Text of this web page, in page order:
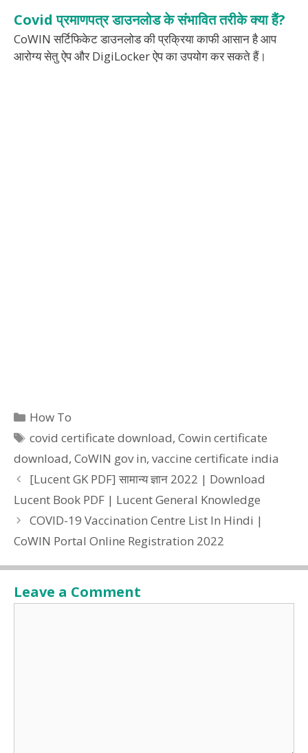
Covid प्रमाणपत्र डाउनलोड के संभावित तरीके क्या हैं?
CoWIN सर्टिफिकेट डाउनलोड की प्रक्रिया काफी आसान है आप
आरोग्य सेतु ऐप और DigiLocker ऐप का उपयोग कर सकते हैं।
Categories
How To
Tags
covid certificate download,Cowin certificate
download, CoWIN gov in, vaccine certificate india
[Lucent GK PDF] सामान्य ज्ञान 2022 | Download
Lucent Book PDF | Lucent General Knowledge
COVID-19 Vaccination Centre List In Hindi |
CoWIN Portal Online Registration 2022
Leave a Comment